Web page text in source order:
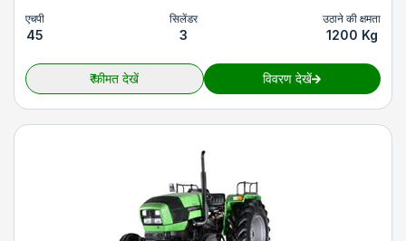
एचपी
45
सिलेंडर
3
उठाने की क्षमता
1200 Kg
₹कीमत देखें विवरण देखें